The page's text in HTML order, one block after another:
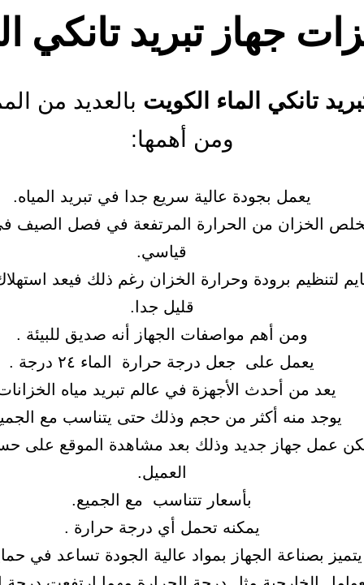
جهاز تبريد تانكي
تانكي الماء الكويت بالعديد من
ومن أهمها:
يعمل بجودة عالية سريع جدا في تبريد المياه.
الخزان من الحرارة المرتفعة في فصل الصيف
قياسي.
لتنظيم برودة وحرارة الخزان رغم ذلك فيعد
قليل جدا.
ومن أهم مواصفات الجهاز أنه صديق للبيئة .
يعمل على جعل درجة حرارة الماء ٢٤ درجة .
يعد من أحدث الأجهزة في عالم تبريد مياه
يوجد منه أكثر من حجم وذلك حتى يتناسب مع
عمل جهاز جديد وذلك بعد مشاهدة الموقع على
العميل.
بأسعار تتناسب مع الجميع.
يمكنه تحمل أي درجة حرارة .
يتميز بصناعة الجهاز بمواد عالية الجودة تساعد في